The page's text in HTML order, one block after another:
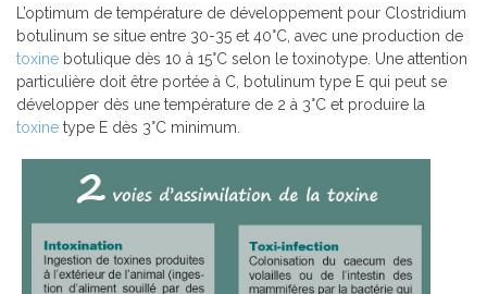
L’optimum de température de développement pour Clostridium
botulinum se situe entre 30-35 et 40°C, avec une production de
toxine botulique dès 10 à 15°C selon le toxinotype. Une attention
particulière doit être portée à C, botulinum type E qui peut se
développer dès une température de 2 à 3°C et produire la
toxine type E dès 3°C minimum.